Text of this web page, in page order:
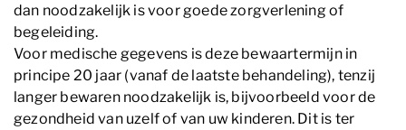
dan noodzakelijk is voor goede zorgverlening of
begeleiding.
Voor medische gegevens is deze bewaartermijn in
principe 20 jaar (vanaf de laatste behandeling), tenzij
langer bewaren noodzakelijk is, bijvoorbeeld voor de
gezondheid van uzelf of van uw kinderen. Dit is ter